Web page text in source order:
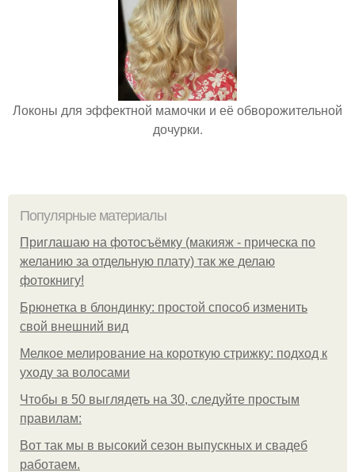
Локоны для эффектной мамочки и её обворожительной
дочурки.
Популярные материалы
Приглашаю на фотосъёмку (макияж - прическа по
желанию за отдельную плату) так же делаю
фотокнигу!
Брюнетка в блондинку: простой способ изменить
свой внешний вид
Мелкое мелирование на короткую стрижку: подход к
уходу за волосами
Чтобы в 50 выглядеть на 30, следуйте простым
правилам:
Вот так мы в высокий сезон выпускных и свадеб
работаем.